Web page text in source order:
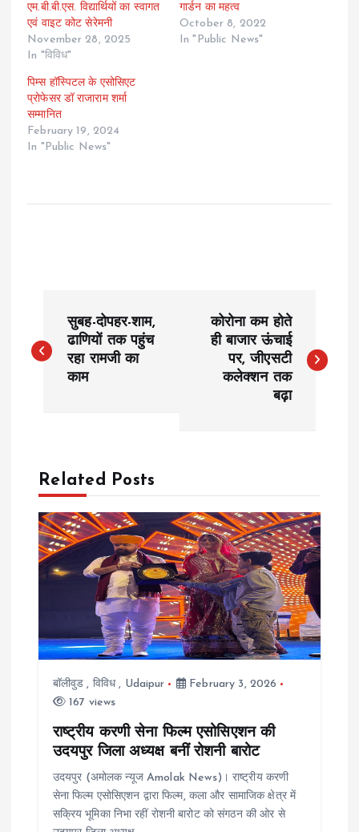
एम.बी.बी.एस. विद्यार्थियों का स्वागत
एवं वाइट कोट सेरेमनी
November 28, 2025
In "विविध"
गार्डन का महत्व
October 8, 2022
In "Public News"
पिम्स हॉस्पिटल के एसोसिएट
प्रोफेसर डॉ राजाराम शर्मा
सम्मानित
February 19, 2024
In "Public News"
o
n
a
v
a
सुबह-दोपहर-शाम,
ढाणियों तक पहुंच
रहा रामजी का
काम
कोरोना कम होते
ही बाजार ऊंचाई
पर, जीएसटी
कलेक्शन तक
बढ़ा
Related Posts
बॉलीवुड , विविध, Udaipur
February 3, 2026
167 views
राष्ट्रीय करणी सेना फिल्म एसोसिएशन की
उदयपुर जिला अध्यक्ष बनीं रोशनी बारोट
उदयपुर (अमोलक न्यूज Amolak News)। राष्ट्रीय करणी
सेना फिल्म एसोसिएशन द्वारा फिल्म, कला और सामाजिक क्षेत्र में
सक्रिय भूमिका निभा रहीं रोशनी बारोट को संगठन की ओर से